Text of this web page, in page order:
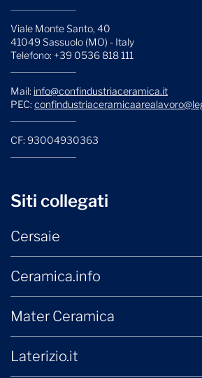
Viale Monte Santo, 40
41049 Sassuolo (MO) - Italy
Telefono: +39 0536 818 111
Mail: info@confindustriaceramica.it
PEC:
CF: 93004930363
Siti collegati
Cersaie
Ceramica.info
Mater Ceramica
Laterizio.it